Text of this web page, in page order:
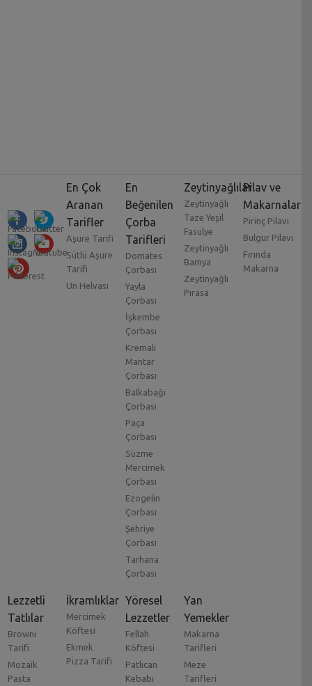
En Çok
Aranan
Tarifler
Aşure Tarifi
Sütlü Aşure
Tarifi
Un Helvası
En
Beğenilen
Çorba
Tarifleri
Domates
Çorbası
Yayla
Çorbası
İşkembe
Çorbası
Kremalı
Mantar
Çorbası
Balkabağı
Çorbası
Paça
Çorbası
Süzme
Mercimek
Çorbası
Ezogelin
Çorbası
Şehriye
Çorbası
Tarhana
Çorbası
Zeytinyağlılar
Zeytinyağlı
Taze Yeşil
Fasulye
Zeytinyağlı
Bamya
Zeytinyağlı
Pırasa
Pilav ve
Makarnalar
Pirinç Pilavı
Bulgur Pilavı
Fırında
Makarna
Lezzetli
Tatlılar
Browni
Tarifi
Mozaik
Pasta
İkramlıklar
Mercimek
Köftesi
Ekmek
Pizza Tarifi
Yöresel
Lezzetler
Fellah
Köftesi
Patlıcan
Kebabı
Yan
Yemekler
Makarna
Tarifleri
Meze
Tarifleri